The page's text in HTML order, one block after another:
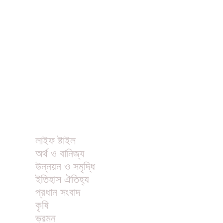
লাইফ ষ্টাইল
অর্থ ও বানিজ্য
উন্নয়ন ও সমৃদ্ধি
ইতিহাস ঐতিহ্য
প্রধান সংবাদ
কৃষি
ভ্রমন